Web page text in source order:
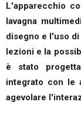
L'apparecchio
lavagna
disegno e l'uso
lezioni e la
è stato
integrato con le
agevolare